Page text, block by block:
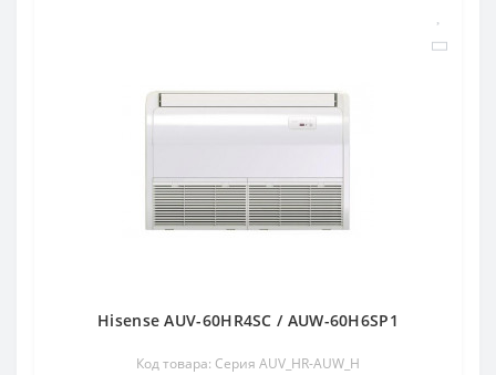
Hisense AUV-60HR4SC / AUW-60H6SP1
Код товара: Серия AUV_HR-AUW_H